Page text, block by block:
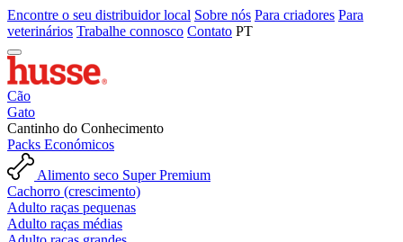
Encontre o seu distribuidor local Sobre nós Para criadores Para
veterinários Trabalhe connosco Contato PT
Cão
Gato
Cantinho do Conhecimento
Packs Económicos
Alimento seco Super Premium
Cachorro (crescimento)
Adulto raças pequenas
Adulto raças médias